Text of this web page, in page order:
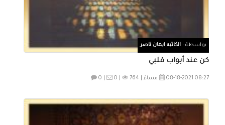
بواسطة :الكاتبه ايمان ناصر
كن عند أبواب قلبي
08-18-2021 08:27 مساءً | 0 | 0 | 764